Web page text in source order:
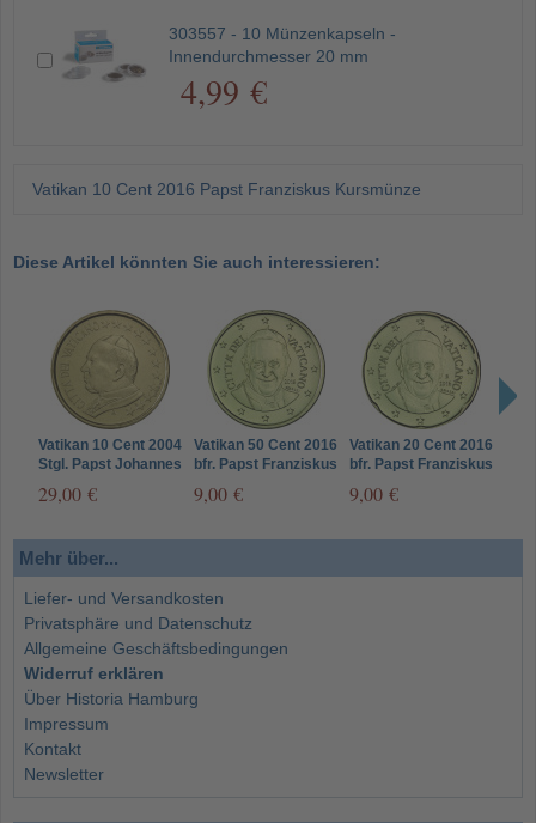
303557 - 10 Münzenkapseln -
Innendurchmesser 20 mm
4,99 €
Vatikan 10 Cent 2016 Papst Franziskus Kursmünze
Diese Artikel könnten Sie auch interessieren:
Vatikan 10 Cent 2004
Stgl. Papst Johannes
29,00 €
Vatikan 50 Cent 2016
bfr. Papst Franziskus
9,00 €
Vatikan 20 Cent 2016
bfr. Papst Franziskus
9,00 €
Mehr über...
Liefer- und Versandkosten
Privatsphäre und Datenschutz
Allgemeine Geschäftsbedingungen
Widerruf erklären
Über Historia Hamburg
Impressum
Kontakt
Newsletter